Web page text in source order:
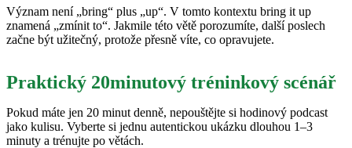
Význam není „bring“ plus „up“. V tomto kontextu bring it up
znamená „zmínit to“. Jakmile této větě porozumíte, další poslech
začne být užitečný, protože přesně víte, co opravujete.
Praktický 20minutový tréninkový scénář
Pokud máte jen 20 minut denně, nepouštějte si hodinový podcast
jako kulisu. Vyberte si jednu autentickou ukázku dlouhou 1–3
minuty a trénujte po větách.